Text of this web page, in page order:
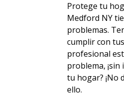
Protege tu
Medford NY
problemas.
cumplir con
profesional
problema,
tu hogar? ¡No
ello.